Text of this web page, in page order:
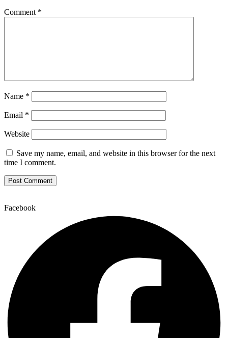
Comment *
Name *
Email *
Website
Save my name, email, and website in this browser for the next
time I comment.
Facebook